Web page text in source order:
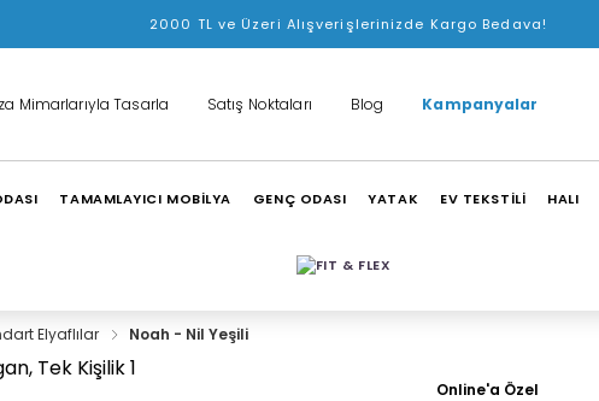
2000 TL ve Üzeri Alışverişlerinizde Kargo Bedava!
Mimarlarıyla Tasarla Satış Noktaları Blog Kampanyalar
TAMAMLAYICI MOBİLYA GENÇ ODASI YATAK EV TEKSTİLİ HALI
Elyaflılar Noah - Nil Yeşili
Online'a Özel